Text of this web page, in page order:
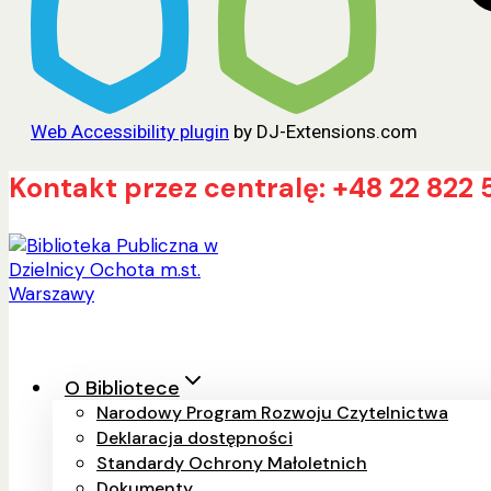
Web Accessibility plugin by DJ-Extensions.com
Przejdź
treści
Kontakt przez centralę: +48 22 822
O Bibliotece
Narodowy Program Rozwoju Czytelnictwa
Deklaracja dostępności
Standardy Ochrony Małoletnich